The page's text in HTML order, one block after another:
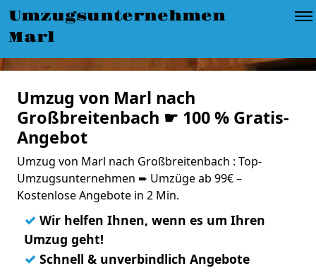
Umzugsunternehmen
Marl
Umzug von Marl nach
Großbreitenbach ☛ 100 % Gratis-
Angebot
Umzug von Marl nach Großbreitenbach : Top-
Umzugsunternehmen ➨ Umzüge ab 99€ –
Kostenlose Angebote in 2 Min.
✓ Wir helfen Ihnen, wenn es um Ihren
Umzug geht!
✓ Schnell & unverbindlich Angebote